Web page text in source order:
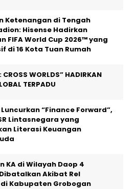
Ketenangan di Tengah
Hisense Hadirkan
FIFA World Cup 2026™ yang
di 16 Kota Tuan Rumah
CROSS WORLDS” HADIRKAN
TERPADU
“Finance Forward”,
Lintasnegara yang
Literasi Keuangan
KA di Wilayah Daop 4
Akibat Rel
Kabupaten Grobogan